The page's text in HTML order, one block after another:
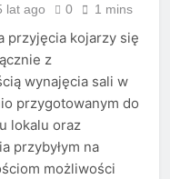
lat ago 0 1 mins
przyjęcia kojarzy się
z
wynajęcia sali w
przygotowanym do
lokalu oraz
przybyłym na
możliwości